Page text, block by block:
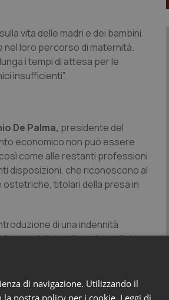
vita delle madri e dei bambini.
nel loro percorso di maternità.
i tempi di attesa per le
insufficienti”.
De Palma, presidente del
economico non può essere
come alle restanti professioni
disposizioni, che riconoscono al
titolari della presa in
di una indennità
delle quali non beneficiano
“È inconcepibile che chi si
non venga trattato come chi
di navigazione. Utilizzando il
nostra policy per i cookie. Leggi di